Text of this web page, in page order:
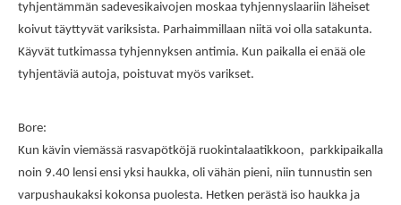
tyhjentämmän sadevesikaivojen moskaa tyhjennyslaariin läheiset
koivut täyttyvät variksista. Parhaimmillaan niitä voi olla satakunta.
Käyvät tutkimassa tyhjennyksen antimia. Kun paikalla ei enää ole
tyhjentäviä autoja, poistuvat myös varikset.
Bore:
Kun kävin viemässä rasvapötköjä ruokintalaatikkoon, parkkipaikalla
noin 9.40 lensi ensi yksi haukka, oli vähän pieni, niin tunnustin sen
varpushaukaksi kokonsa puolesta. Hetken perästä iso haukka ja